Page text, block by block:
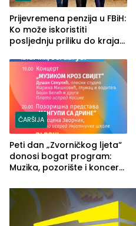
Prijevremena penzija u FBiH:
Ko može iskoristiti
posljednju priliku do kraja
ČARŠIJA
Peti dan „Zvorničkog ljeta“
donosi bogat program:
Muzika, pozorište i koncert